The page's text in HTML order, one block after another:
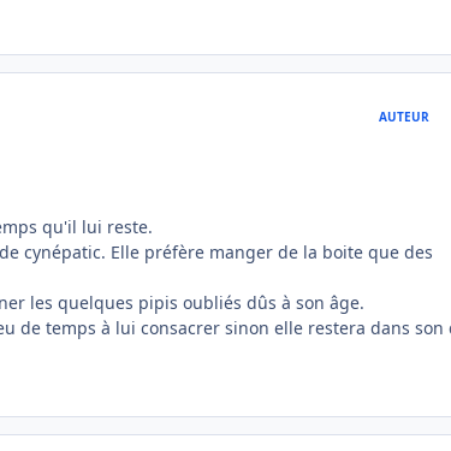
AUTEUR
qu'il lui reste.
cynépatic. Elle préfère manger de la boite que des
les quelques pipis oubliés dûs à son âge.
de temps à lui consacrer sinon elle restera dans son